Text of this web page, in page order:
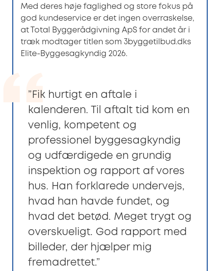
Med deres høje faglighed og store fokus på
god kundeservice er det ingen overraskelse,
at Total Byggerådgivning ApS for andet år i
træk modtager titlen som 3byggetilbud.dks
Elite-Byggesagkyndig 2026.
”Fik hurtigt en aftale i
kalenderen. Til aftalt tid kom en
venlig, kompetent og
professionel byggesagkyndig
og udfærdigede en grundig
inspektion og rapport af vores
hus. Han forklarede undervejs,
hvad han havde fundet, og
hvad det betød. Meget trygt og
overskueligt. God rapport med
billeder, der hjælper mig
fremadrettet.”